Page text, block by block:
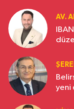
AV.
yeni